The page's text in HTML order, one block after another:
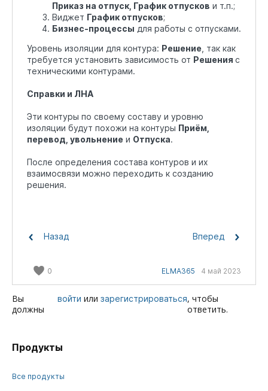
Приказ на отпуск, График отпусков и т.п.;
Виджет График отпусков;
Бизнес-процессы для работы с отпусками.
Уровень изоляции для контура: Решение , так как
требуется установить зависимость от Решения с
техническими контурами.
Справки и ЛНА
Эти контуры по своему составу и уровню
изоляции будут похожи на контуры Приём,
перевод, увольнение и Отпуска.
После определения состава контуров и их
взаимосвязи можно переходить к созданию
решения.
Назад Вперед
0 ELMA365 4 май 2023
Вы
должны
войти илизарегистрироваться, чтобы
ответить.
Продукты
Все продукты